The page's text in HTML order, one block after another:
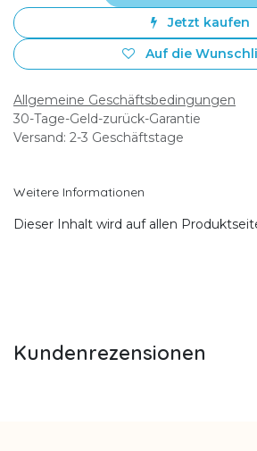
Jetzt kaufen
Auf die
Allgemeine Geschäftsbedingungen
30-Tage-Geld-zurück-Garantie
Versand: 2-3 Geschäftstage
Weitere Informationen
Dieser Inhalt wird auf allen
Kundenrezensionen